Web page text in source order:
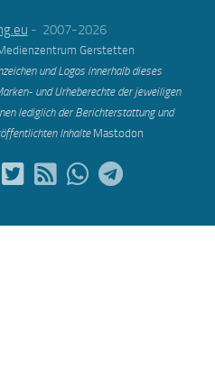
- 2007-2026
Gerstetten
und Logos innerhalb dieses
und Urheberechte der jeweiligen
lediglich der Berichterstattung und
Inhalte Mastodon